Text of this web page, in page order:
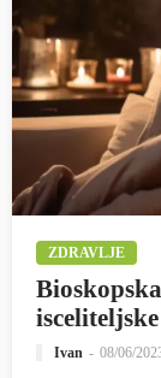
ZDRAVLJE
Ivan 08/06/